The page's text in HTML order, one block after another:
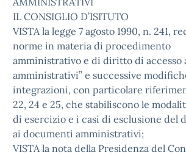
IL CONSIGLIO D’ISITUTO
VISTA la legge 7 agosto 1990, n. 241,
norme in materia di procedimento
amministrativo e di diritto di accesso
amministrativi” e successive
integrazioni, con particolare
22, 24 e 25, che stabiliscono le
di esercizio e i casi di esclusione del
ai documenti amministrativi;
VISTA la nota della Presidenza del